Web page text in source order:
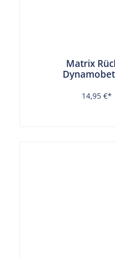
Matrix
14,95 €*